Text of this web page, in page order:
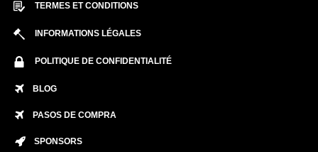
TERMES ET CONDITIONS
INFORMATIONS LÉGALES
POLITIQUE DE CONFIDENTIALITÉ
BLOG
PASOS DE COMPRA
SPONSORS